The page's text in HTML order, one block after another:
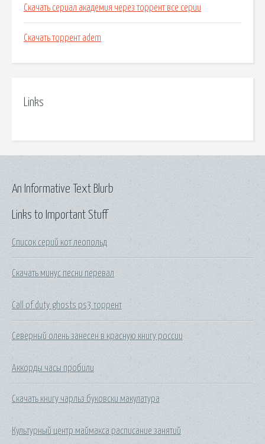
Скачать сериал академия через торрент все серии
Скачать торрент adem
Links
Links to Important Stuff
Список серий кот леопольд
Скачать минус песни перевал
Call of duty ghosts ps3 торрент
Северный олень занесен в красную книгу россии
Аккорды часы пробили
Скачать книгу чарльз буковски макулатура
Культурный центр маймакса расписание занятий
An Informative Text Blurb